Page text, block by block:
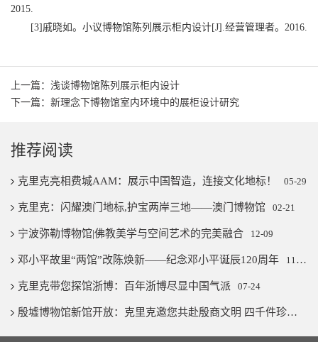
2015.
[3]戚晓如。小议博物馆陈列展示柜内设计[J].经营管理者。2016.
上一篇：浅谈博物馆陈列展示柜内设计
下一篇：新理念下博物馆室内环境中的展柜设计研究
推荐阅读
克里克亮相费城AAM：展示中国智造，连接文化地标！ 05-29
克里克：闪耀澳门地标,护宝两岸三地——澳门博物馆 02-21
宁波弥勒博物馆|佛教美学与空间艺术的完美融合 12-09
邓小平故里“两馆”改陈焕新——纪念邓小平诞辰120周年 11-07
克里克带您探馆浙博：百年浙博尽显中国气派 07-24
殷墟博物馆新馆开放：克里克邀您共赴殷商文明 四千件珍宝璨若星河